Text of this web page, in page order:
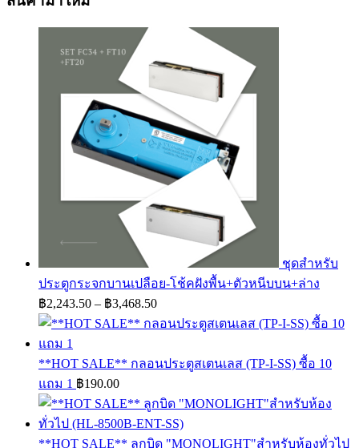
฿4,125.00
ชุดสำหรับ
ประตูกระจกบานเปลือย-โช้คฝังพื้น+ตัวหนีบบน+ล่าง
฿2,243.50 – ฿3,468.50Price
฿2,243.50
฿3,468.50
**HOT SALE** กลอนประตูสเตนเลส (TP-I-SS) ซื้อ 10
แถม 1 ฿190.00
**HOT SALE** ลูกบิด "MONOLIGHT"สำหรับห้องทั่วไป